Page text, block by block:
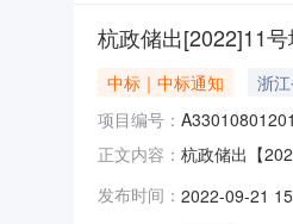
杭政储出[2022]11号
中标｜中标通知
浙
项目编号：
正文内容： 杭政储出【
务集团有限公
发布时间： 2022-09-21